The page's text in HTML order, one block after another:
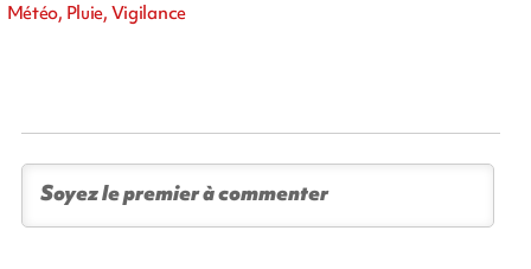
Météo, Pluie, Vigilance